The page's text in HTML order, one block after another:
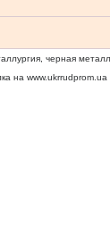
черная
на www.ukrrudprom.ua